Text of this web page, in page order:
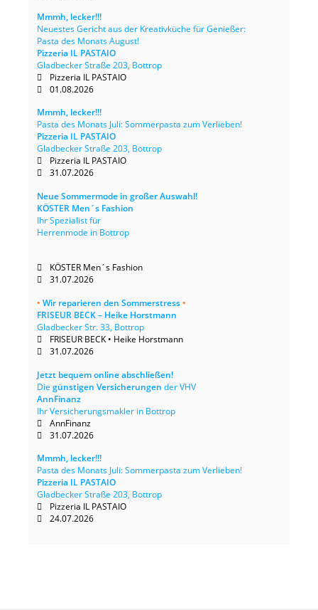
Mmmh, lecker!!!
Neuestes Gericht aus der Kreativküche für Genießer:
Pasta des Monats August!
Pizzeria IL PASTAIO
Gladbecker Straße 203, Bottrop
Pizzeria IL PASTAIO
01.08.2026
Mmmh, lecker!!!
Pasta des Monats Juli: Sommerpasta zum Verlieben!
Pizzeria IL PASTAIO
Gladbecker Straße 203, Bottrop
Pizzeria IL PASTAIO
31.07.2026
Neue Sommermode in großer Auswahl!
KÖSTER Men´s Fashion
Ihr Spezialist für
Herrenmode in Bottrop
KÖSTER Men´s Fashion
31.07.2026
• Wir reparieren den Sommerstress•
FRISEUR BECK – Heike Horstmann
Gladbecker Str. 33, Bottrop
FRISEUR BECK • Heike Horstmann
31.07.2026
Jetzt bequem online abschließen!
Die günstigen Versicherungen der VHV
AnnFinanz
Ihr Versicherungsmakler in Bottrop
AnnFinanz
31.07.2026
Mmmh, lecker!!!
Pasta des Monats Juli: Sommerpasta zum Verlieben!
Pizzeria IL PASTAIO
Gladbecker Straße 203, Bottrop
Pizzeria IL PASTAIO
24.07.2026